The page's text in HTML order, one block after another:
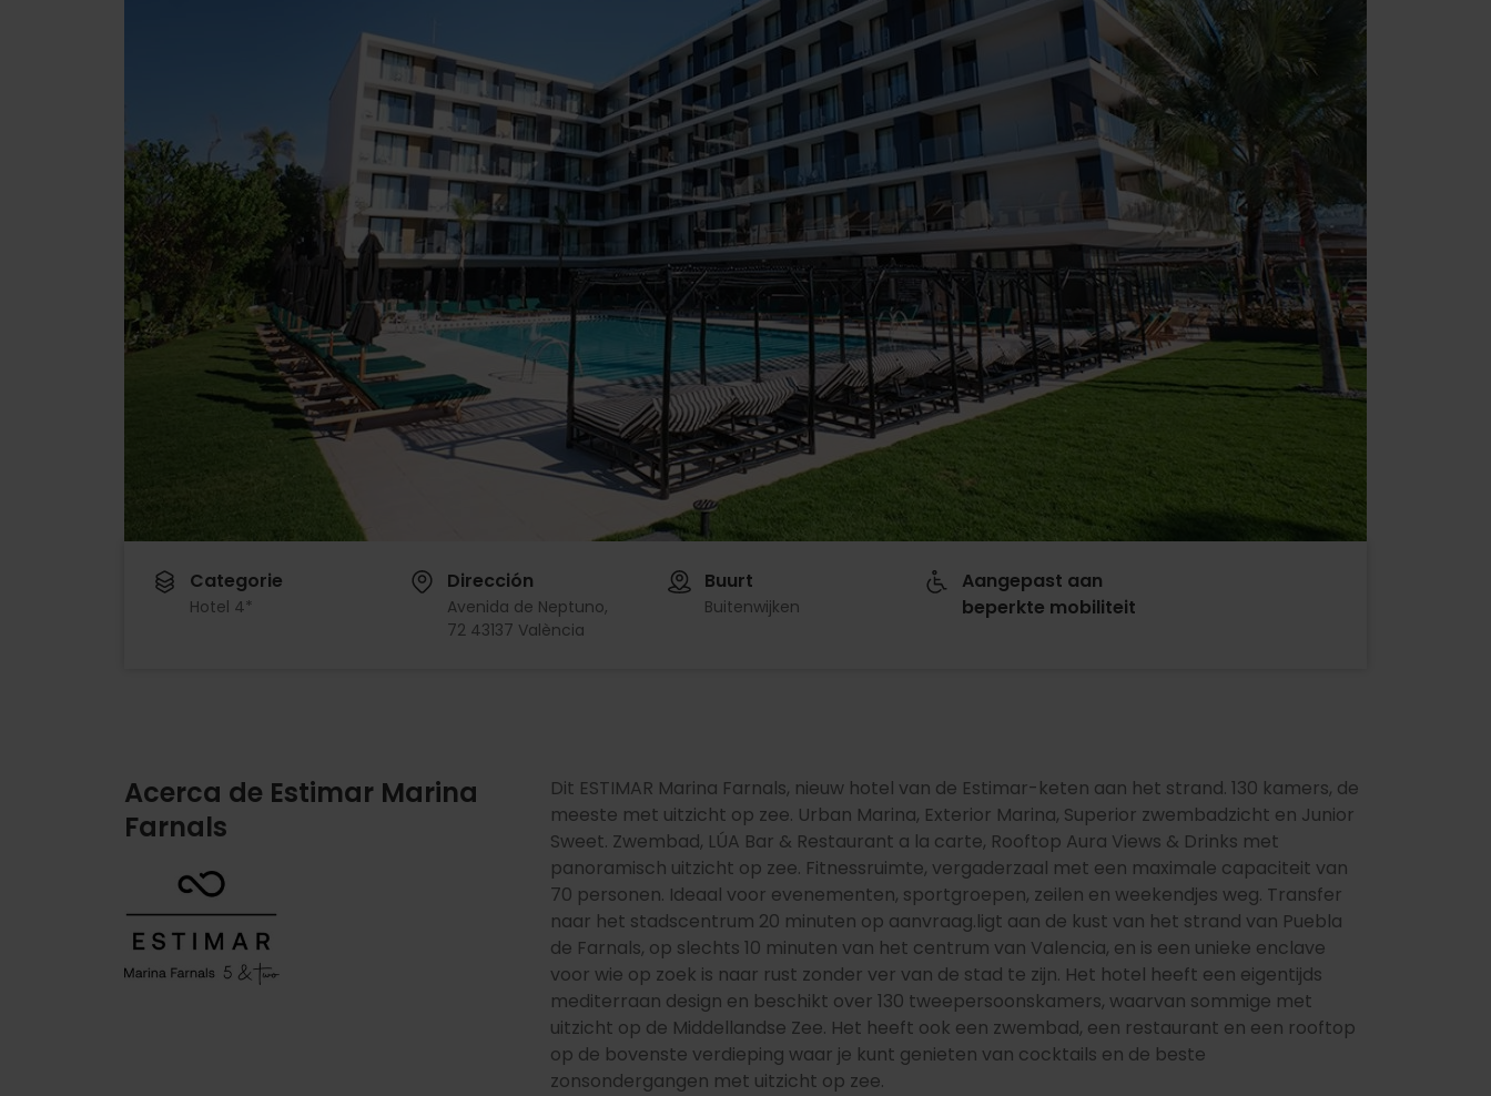
Categorie
Hotel 4*
Dirección
Avenida de Neptuno,
72 43137 València
Buurt
Buitenwijken
Aangepast aan
beperkte mobiliteit
Acerca de Estimar Marina
Farnals
Imagen
Dit ESTIMAR Marina Farnals, nieuw hotel van de Estimar-keten aan het strand. 130 kamers, de
meeste met uitzicht op zee. Urban Marina, Exterior Marina, Superior zwembadzicht en Junior
Sweet. Zwembad, LÚA Bar & Restaurant a la carte, Rooftop Aura Views & Drinks met
panoramisch uitzicht op zee. Fitnessruimte, vergaderzaal met een maximale capaciteit van
70 personen. Ideaal voor evenementen, sportgroepen, zeilen en weekendjes weg. Transfer
naar het stadscentrum 20 minuten op aanvraag.ligt aan de kust van het strand van Puebla
de Farnals, op slechts 10 minuten van het centrum van Valencia, en is een unieke enclave
voor wie op zoek is naar rust zonder ver van de stad te zijn. Het hotel heeft een eigentijds
mediterraan design en beschikt over 130 tweepersoonskamers, waarvan sommige met
uitzicht op de Middellandse Zee. Het heeft ook een zwembad, een restaurant en een rooftop
op de bovenste verdieping waar je kunt genieten van cocktails en de beste
zonsondergangen met uitzicht op zee.